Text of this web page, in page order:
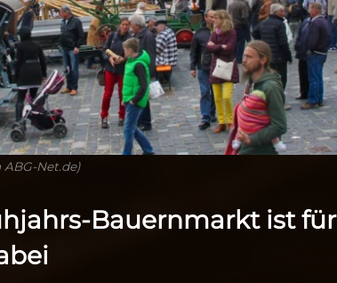
Net.de)
Bauernmarkt ist für